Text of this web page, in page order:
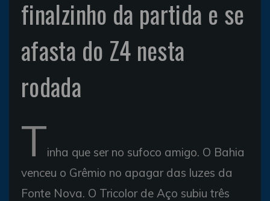
finalzinho da partida e se
afasta do Z4 nesta
rodada
Tinha que ser no sufoco amigo. O Bahia
venceu o Grêmio no apagar das luzes da
Fonte Nova. O Tricolor de Aço subiu três